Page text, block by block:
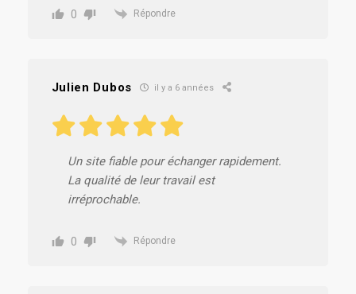
0 Répondre
Julien Dubos il y a 6 années
Un site fiable pour échanger rapidement.
La qualité de leur travail est
irréprochable.
0 Répondre